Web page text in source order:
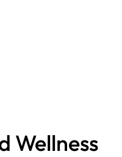
Wellness